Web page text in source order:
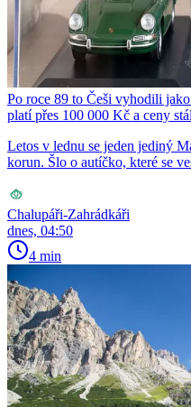
Po roce 89 to Češi vyhodili
platí přes 100 000 Kč a ceny
Letos v lednu se jeden jediný
korun. Šlo o autíčko, které se
Chalupáři-Zahrádkáři
dnes, 04:50
4 min